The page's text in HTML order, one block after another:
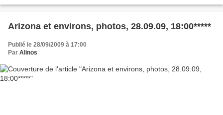
Arizona et environs, photos, 28.09.09, 18:00*****
Publié le 28/09/2009 à 17:00
Par Alinos